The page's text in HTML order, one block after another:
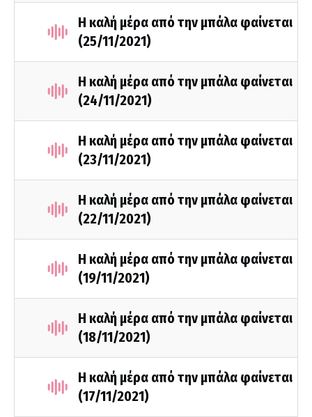
Η καλή μέρα από την μπάλα φαίνεται
(25/11/2021)
Η καλή μέρα από την μπάλα φαίνεται
(24/11/2021)
Η καλή μέρα από την μπάλα φαίνεται
(23/11/2021)
Η καλή μέρα από την μπάλα φαίνεται
(22/11/2021)
Η καλή μέρα από την μπάλα φαίνεται
(19/11/2021)
Η καλή μέρα από την μπάλα φαίνεται
(18/11/2021)
Η καλή μέρα από την μπάλα φαίνεται
(17/11/2021)